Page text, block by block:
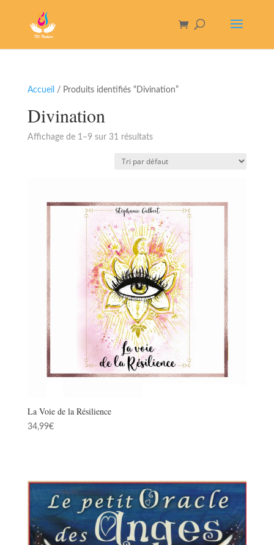
Accueil / Produits identifiés “Divination”
Divination
Affichage de 1–9 sur 31 résultats
La Voie de la Résilience
34,99€